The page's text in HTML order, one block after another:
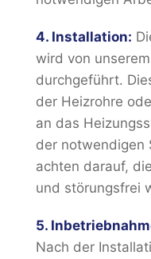
4. Installation:
wird von
durchgeführt.
der Heizrohre
an das
der notwendigen
achten darauf,
und störungsfrei
5.
Nach der